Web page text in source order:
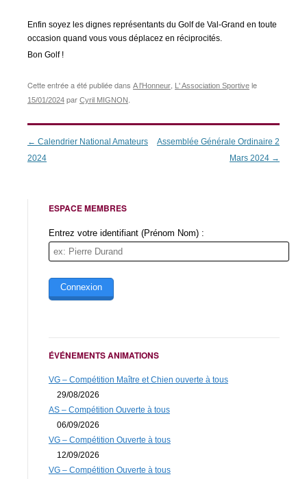
Enfin soyez les dignes représentants du Golf de Val-Grand en toute
occasion quand vous vous déplacez en réciprocités.
Bon Golf !
Cette entrée a été publiée dans A l'Honneur L' Association Sportive le
15/01/2024 par Cyril MIGNON
Navigation
des
← Calendrier National Amateurs
2024
Assemblée Générale Ordinaire 2
Mars 2024 →
ESPACE MEMBRES
Entrez votre identifiant (Prénom Nom) :
ÉVÉNEMENTS ANIMATIONS
VG – Compétition Maître et Chien ouverte à tous
29/08/2026
AS – Compétition Ouverte à tous
06/09/2026
VG – Compétition Ouverte à tous
12/09/2026
VG – Compétition Ouverte à tous